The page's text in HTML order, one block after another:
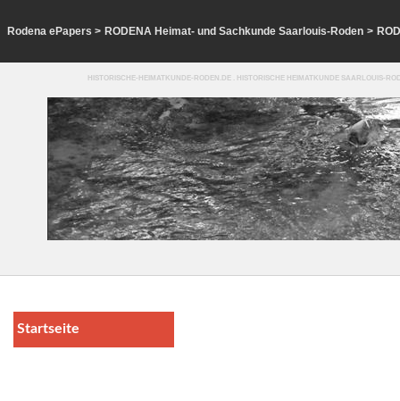
Rodena ePapers > RODENA Heimat- und Sachkunde Saarlouis-Roden >
HISTORISCHE-HEIMATKUNDE-RODEN.DE . HISTORISCHE HEIMATKUNDE SAARLOUIS-
Startseite